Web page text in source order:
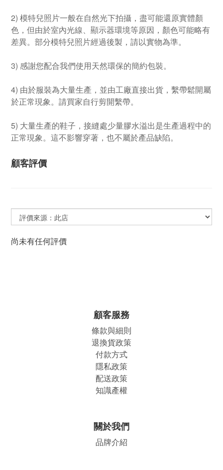
2) 模特兒照片一般在自然光下拍攝，盡可能還原實體顏
色，但由於室內光線、顯示器環境等原因，顏色可能略有
差異。部分模特兒照片經過後製，請以實物為準。
3) 感謝您配合我們使用天然環保的簡約包裝。
4) 由於服裝為大量生產，並由工廠直接出貨，繫帶鬆開屬
於正常現象。請買家自行剪開繫帶。
5) 大量生產的鞋子，接縫處少量膠水溢出是生產過程中的
正常現象。這不影響穿著，也不屬於產品缺陷。
顧客評價
尚未有任何評價
顧客服務
條款與細則
退換貨政策
付款方式
隱私政策
配送政策
知識產權
關於我們
品牌介紹